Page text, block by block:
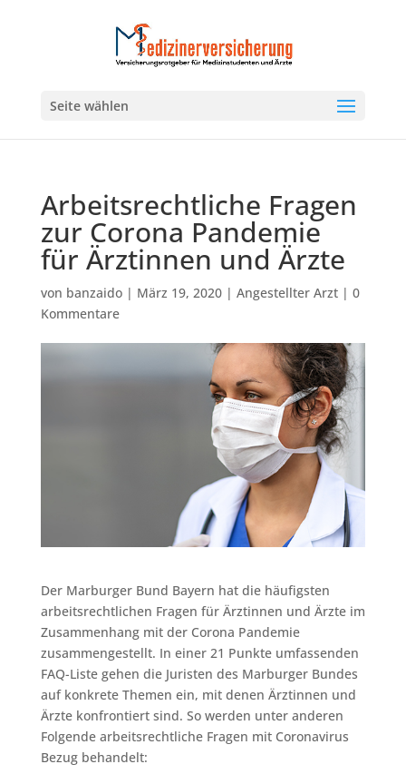
Seite wählen
Arbeitsrechtliche Fragen
zur Corona Pandemie
für Ärztinnen und Ärzte
von banzaido| März 19, 2020| Angestellter Arzt| 0
Kommentare
Der Marburger Bund Bayern hat die häufigsten
arbeitsrechtlichen Fragen für Ärztinnen und Ärzte im
Zusammenhang mit der Corona Pandemie
zusammengestellt. In einer 21 Punkte umfassenden
FAQ-Liste gehen die Juristen des Marburger Bundes
auf konkrete Themen ein, mit denen Ärztinnen und
Ärzte konfrontiert sind. So werden unter anderen
Folgende arbeitsrechtliche Fragen mit Coronavirus
Bezug behandelt: